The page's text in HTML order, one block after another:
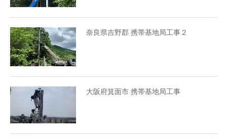
奈良県吉野郡 携帯基地局工事２
大阪府箕面市 携帯基地局工事